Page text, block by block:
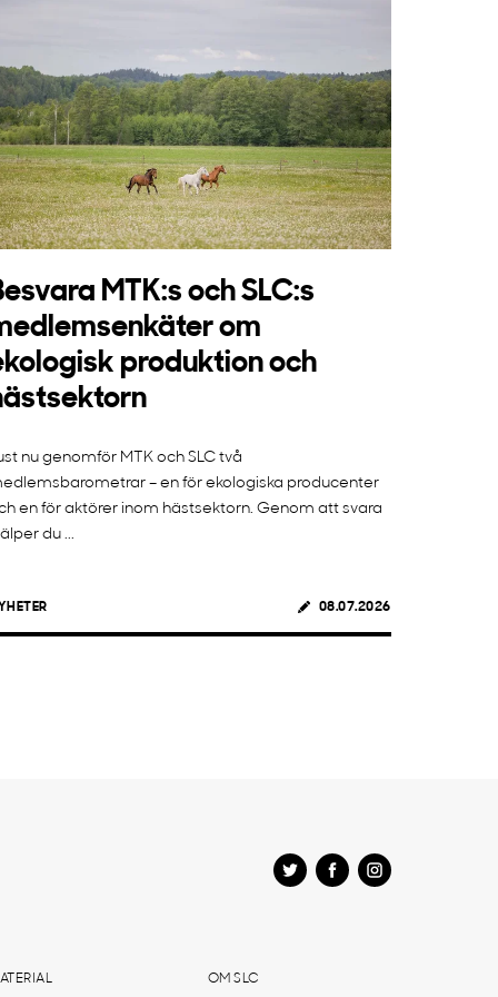
MTK:s och SLC:s
om
produktion och
nu genomför MTK och SLC två
– en för ekologiska producenter
en för aktörer inom hästsektorn. Genom att svara
du ...
08.07.2026
OM SLC